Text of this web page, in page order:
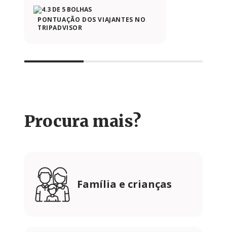
PONTUAÇÃO DOS VIAJANTES NO
TRIPADVISOR
Procura mais?
Família e crianças